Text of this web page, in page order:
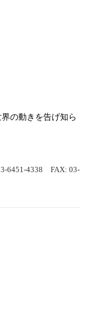
の動きを告げ知ら
6451-4338 FAX: 03-